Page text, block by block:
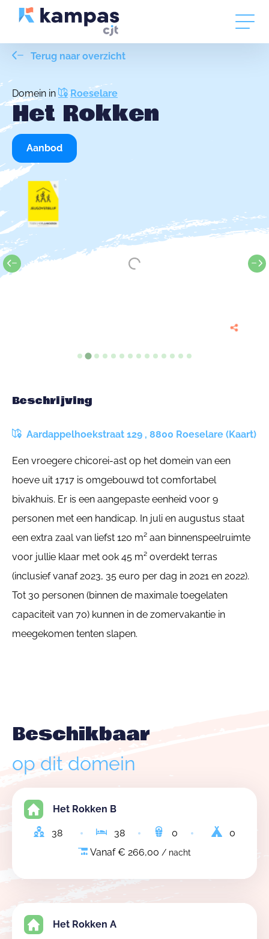
Terug naar overzicht
Domein in Roeselare
Het Rokken
Aanbod
Beschrijving
Aardappelhoekstraat 129 , 8800 Roeselare (Kaart)
Een vroegere chicorei-ast op het domein van een
hoeve uit 1717 is omgebouwd tot comfortabel
bivakhuis. Er is een aangepaste eenheid voor 9
personen met een handicap. In juli en augustus staat
een extra zaal van liefst 120 m² aan binnenspeelruimte
voor jullie klaar met ook 45 m² overdekt terras
(inclusief vanaf 2023, 35 euro per dag in 2021 en 2022).
Tot 30 personen (binnen de maximale toegelaten
capaciteit van 70) kunnen in de zomervakantie in
meegekomen tenten slapen.
Beschikbaar
op dit domein
Het Rokken B
38 38 0
0
Vanaf € 266,00 / nacht
Het Rokken A